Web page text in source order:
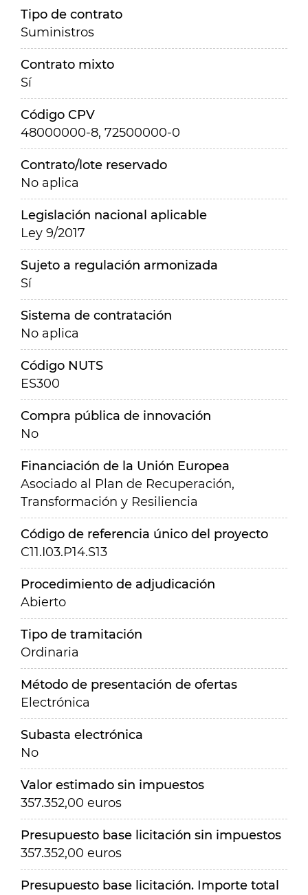
Tipo de contrato
Suministros
Contrato mixto
Sí
Código CPV
48000000-8, 72500000-0
Contrato/lote reservado
No aplica
Legislación nacional aplicable
Ley 9/2017
Sujeto a regulación armonizada
Sí
Sistema de contratación
No aplica
Código NUTS
ES300
Compra pública de innovación
No
Financiación de la Unión Europea
Asociado al Plan de Recuperación,
Transformación y Resiliencia
Código de referencia único del proyecto
C11.I03.P14.S13
Procedimiento de adjudicación
Abierto
Tipo de tramitación
Ordinaria
Método de presentación de ofertas
Electrónica
Subasta electrónica
No
Valor estimado sin impuestos
357.352,00 euros
Presupuesto base licitación sin impuestos
357.352,00 euros
Presupuesto base licitación. Importe total